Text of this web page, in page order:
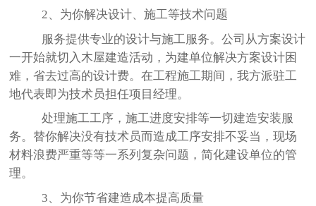
2、为你解决设计、施工等技术问题
服务提供专业的设计与施工服务。公司从方案设计
一开始就切入木屋建造活动，为建单位解决方案设计困
难，省去过高的设计费。在工程施工期间，我方派驻工
地代表即为技术员担任项目经理。
处理施工工序，施工进度安排等一切建造安装服
务。替你解决没有技术员而造成工序安排不妥当，现场
材料浪费严重等等一系列复杂问题，简化建设单位的管
理。
3、为你节省建造成本提高质量